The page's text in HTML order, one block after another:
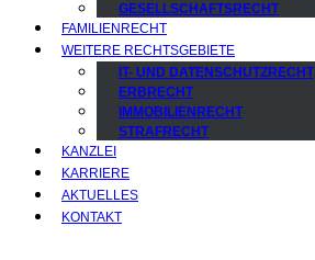
GESELLSCHAFTSRECHT
FAMILIENRECHT
WEITERE RECHTSGEBIETE
IT- UND DATENSCHUTZRECHT
ERBRECHT
IMMOBILIENRECHT
STRAFRECHT
KANZLEI
KARRIERE
AKTUELLES
KONTAKT